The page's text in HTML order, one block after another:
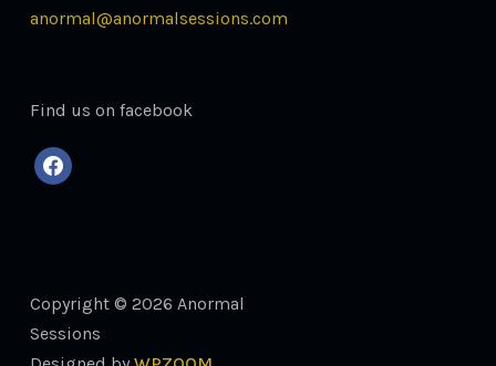
anormal@anormalsessions.com
Find us on facebook
facebook
Copyright © 2026 Anormal
Sessions